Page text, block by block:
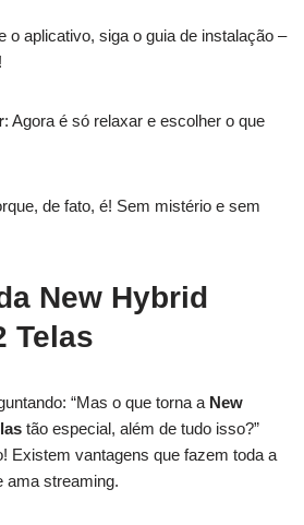
o aplicativo, siga o guia de instalação –
: Agora é só relaxar e escolher o que
de fato, é! Sem mistério e sem
New Hybrid
Telas
“Mas o que torna a New
tão especial, além de tudo isso?”
Existem vantagens que fazem toda a
ama streaming.